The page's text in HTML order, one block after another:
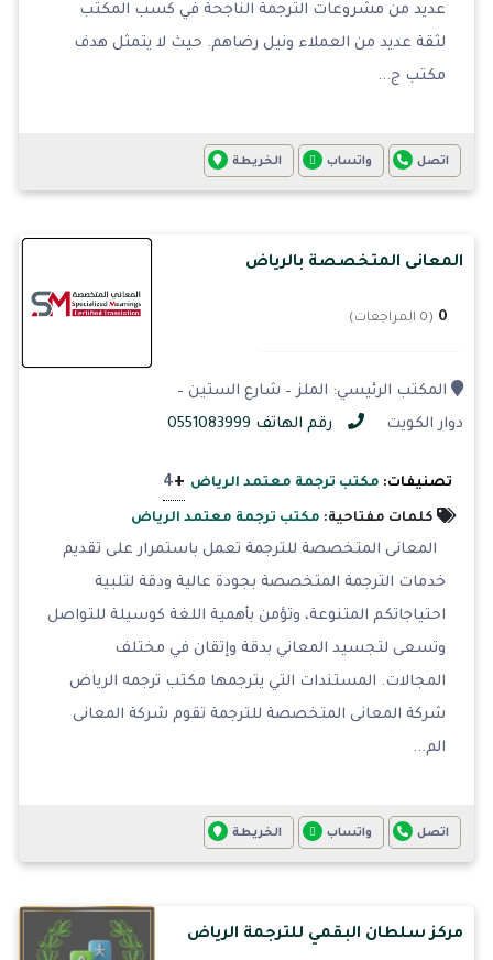
عديد من مشروعات الترجمة الناجحة في كسب المكتب
لثقة عديد من العملاء ونيل رضاهم. حيث لا يتمثل هدف
مكتب ج...
اتصل واتساب الخريطة
المعانى المتخصصة بالرياض
0 (0 المراجعات)
المكتب الرئيسي: الملز – شارع الستين –
دوار الكويت
رقم الهاتف 0551083999
تصنيفات: مكتب ترجمة معتمد الرياض +
4
كلمات مفتاحية: مكتب ترجمة معتمد الرياض
المعانى المتخصصة للترجمة تعمل باستمرار على تقديم
خدمات الترجمة المتخصصة بجودة عالية ودقة لتلبية
احتياجاتكم المتنوعة، وتؤمن بأهمية اللغة كوسيلة للتواصل
وتسعى لتجسيد المعاني بدقة وإتقان في مختلف
المجالات. المستندات التي يترجمها مكتب ترجمه الرياض
شركة المعانى المتخصصة للترجمة تقوم شركة المعانى
الم...
اتصل واتساب الخريطة
مركز سلطان البقمي للترجمة الرياض